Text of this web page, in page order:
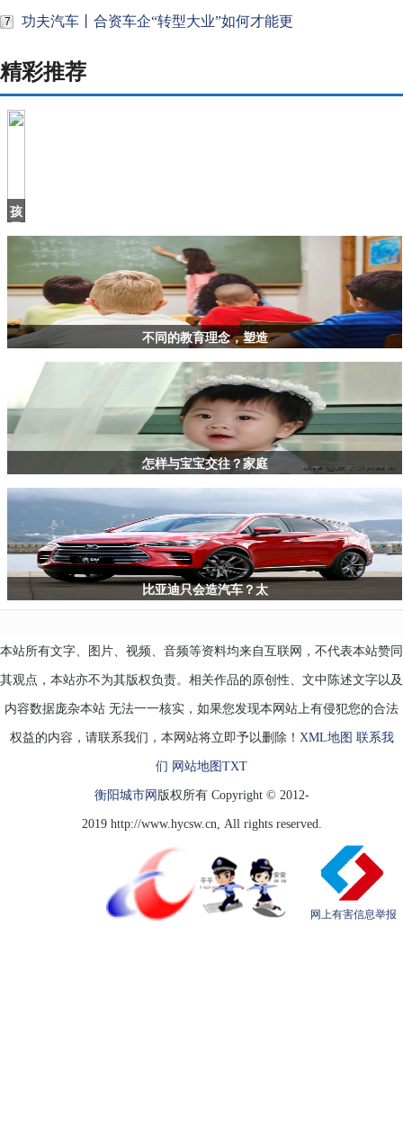
7 功夫汽车丨合资车企“转型大业”如何才能更
精彩推荐
孩
钱，
长
样
做
不同的教育理念，塑造
怎样与宝宝交往？家庭
比亚迪只会造汽车？太
本站所有文字、图片、视频、音频等资料均来自互联网，不代表本站赞同
其观点，本站亦不为其版权负责。相关作品的原创性、文中陈述文字以及
内容数据庞杂本站 无法一一核实，如果您发现本网站上有侵犯您的合法
权益的内容，请联系我们，本网站将立即予以删除！ XML地图 联系我
们 网站地图 TXT
衡阳城市网 版权所有 Copyright © 2012-
2019 http://www.hycsw.cn, All rights reserved.
网上有害信息举报